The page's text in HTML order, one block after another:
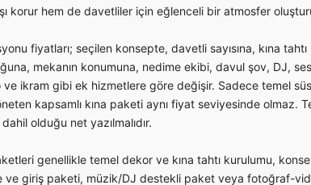
korur hem de davetliler için eğlenceli bir atmosfer
fiyatları; seçilen konsepte, davetli sayısına, kına
mekanın konumuna, nedime ekibi, davul şov, DJ,
ikram gibi ek hizmetlere göre değişir. Sadece temel
kapsamlı kına paketi aynı fiyat seviyesinde olmaz.
olduğu net yazılmalıdır.
genellikle temel dekor ve kına tahtı kurulumu,
ve giriş paketi, müzik/DJ destekli paket veya fotoğraf-